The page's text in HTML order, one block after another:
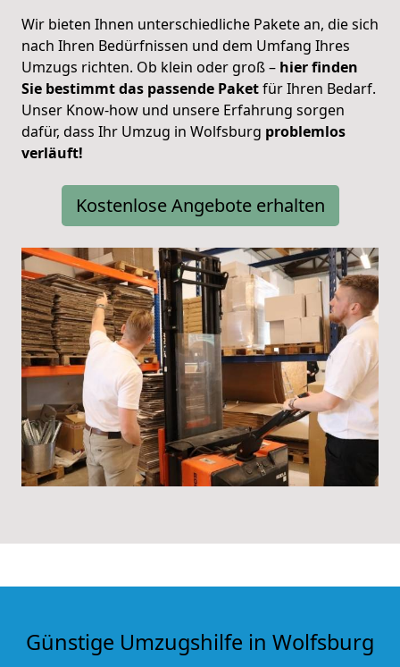
Wir bieten Ihnen unterschiedliche Pakete an, die sich
nach Ihren Bedürfnissen und dem Umfang Ihres
Umzugs richten. Ob klein oder groß – hier finden
Sie bestimmt das passende Paketfür Ihren Bedarf.
Unser Know-how und unsere Erfahrung sorgen
dafür, dass Ihr Umzug in Wolfsburg problemlos
verläuft!
Kostenlose Angebote erhalten
Günstige Umzugshilfe in Wolfsburg